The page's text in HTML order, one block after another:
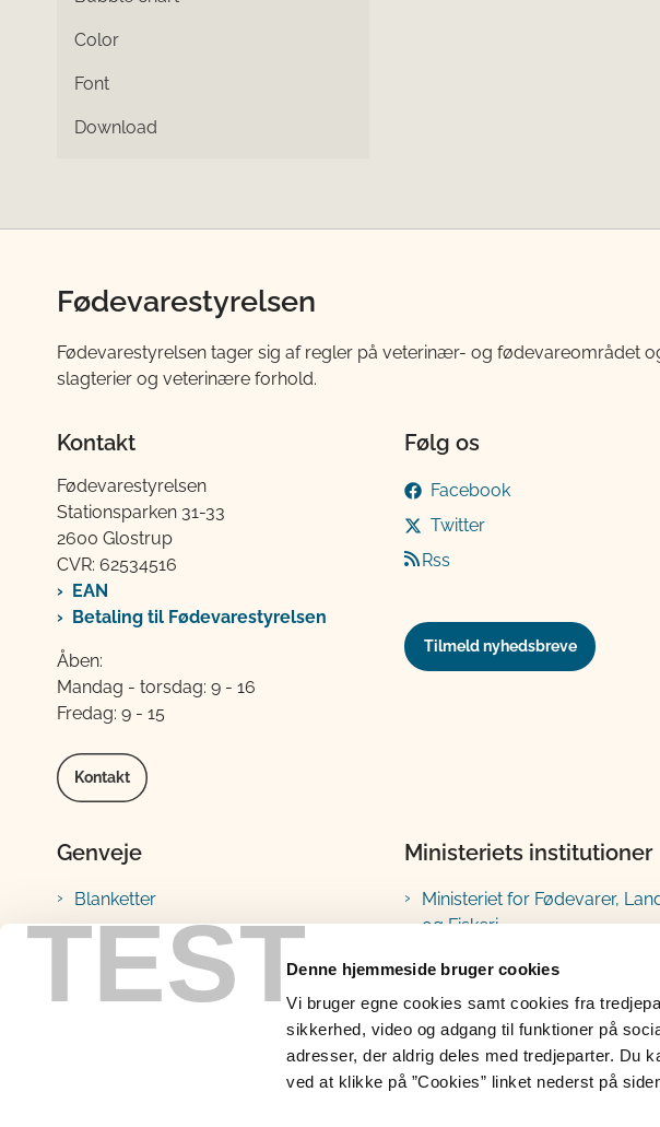
TESTDenne hjemmeside bruger cookies
Vi bruger egne cookies samt cookies fra
sikkerhed, video og adgang til funktioner på
adresser, der aldrig deles med tredjeparter. Du
ved at klikke på ”Cookies” linket nederst på
Color
Font
Download
Fødevarestyrelsen
Fødevarestyrelsen tager sig af regler på veterinær- og fødevareområdet
slagterier og veterinære forhold.
Kontakt
Fødevarestyrelsen
Stationsparken 31-33
2600 Glostrup
CVR: 62534516
EAN
Betaling til Fødevarestyrelsen
Åben:
Mandag - torsdag: 9 - 16
Fredag: 9 - 15
Kontakt
Følg os
Facebook
Twitter
Rss
Tilmeld nyhedsbreve
Genveje
Blanketter
Vejledninger
Lovstof
Prøveresultater
Ministeriets institutioner
Ministeriet for Fødevarer,
og Fiskeri
Fødevarestyrelsen
Landbrugsstyrelsen
Fiskeristyrelsen